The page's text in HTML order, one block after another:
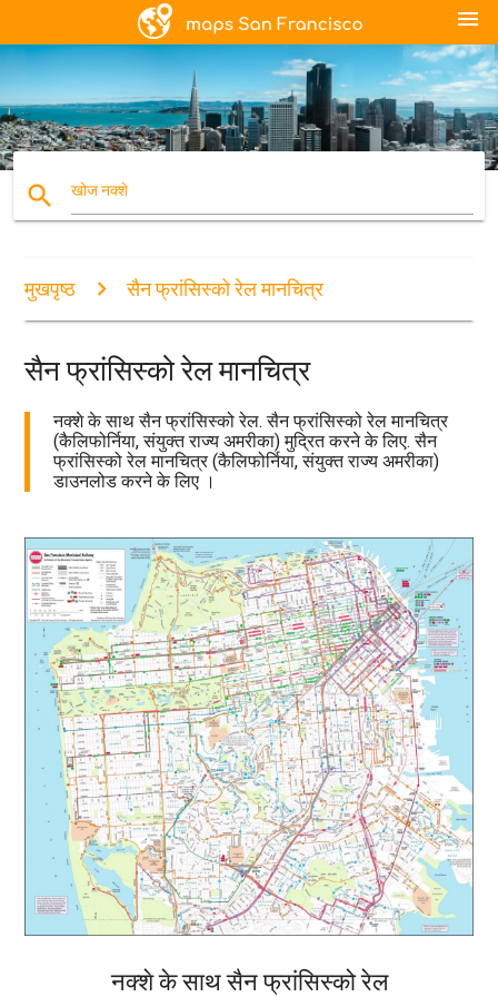
menu
search खोज नक्शे
मुखपृष्ठ सैन फ्रांसिस्को रेल मानचित्र
सैन फ्रांसिस्को रेल मानचित्र
नक्शे के साथ सैन फ्रांसिस्को रेल. सैन फ्रांसिस्को रेल मानचित्र
(कैलिफोर्निया, संयुक्त राज्य अमरीका) मुद्रित करने के लिए. सैन
फ्रांसिस्को रेल मानचित्र (कैलिफोर्निया, संयुक्त राज्य अमरीका)
डाउनलोड करने के लिए ।
नक्शे के साथ सैन फ्रांसिस्को रेल